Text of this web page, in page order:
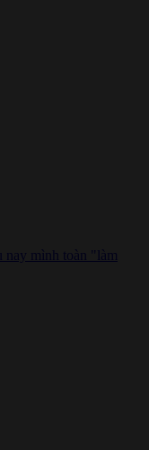
nay mình toàn "làm